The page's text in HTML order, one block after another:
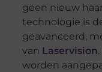
geen nieuw
technologie is
geavanceerd,
van Laservision
worden